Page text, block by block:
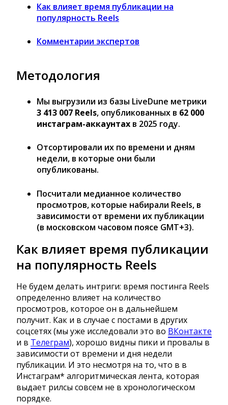
Как влияет время публикации на
популярность Reels
Комментарии экспертов
Методология
Мы выгрузили из базы LiveDune метрики
3 413 007 Reels, опубликованных в 62 000
инстаграм-аккаунтах в 2025 году.
Отсортировали их по времени и дням
недели, в которые они были
опубликованы.
Посчитали медианное количество
просмотров, которые набирали Reels, в
зависимости от времени их публикации
(в московском часовом поясе GMT+3).
Как влияет время публикации
на популярность Reels
Не будем делать интриги: время постинга Reels
определенно влияет на количество
просмотров, которое он в дальнейшем
получит. Как и в случае с постами в других
соцсетях (мы уже исследовали это во ВКонтакте
и в Телеграм), хорошо видны пики и провалы в
зависимости от времени и дня недели
публикации. И это несмотря на то, что в в
Инстаграм* алгоритмическая лента, которая
выдает рилсы совсем не в хронологическом
порядке.